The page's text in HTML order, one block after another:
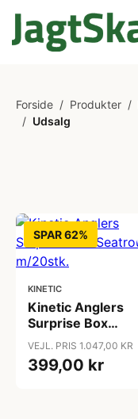
Forside / Produkter /
/ Udsalg
SPAR 62%
KINETIC
Kinetic Anglers
Surprise Box
Seatrout m/20stk.
VEJL. PRIS 1.047,00 KR
399,00 kr